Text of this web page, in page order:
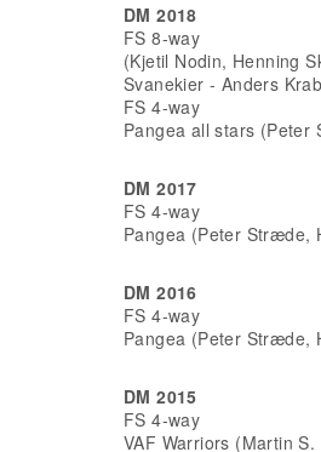
DM 2018
FS 8-way
(Kjetil Nodin, Henning
Svanekier - Anders
FS 4-way
Pangea all stars (Peter
DM 2017
FS 4-way
Pangea (Peter Stræde,
DM 2016
FS 4-way
Pangea (Peter Stræde,
DM 2015
FS 4-way
VAF Warriors (Martin